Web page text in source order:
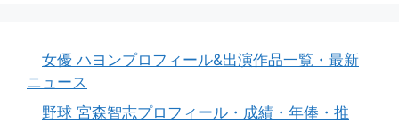
女優 ハヨンプロフィール&出演作品一覧・最新
ニュース
野球 宮森智志プロフィール・成績・年俸・推